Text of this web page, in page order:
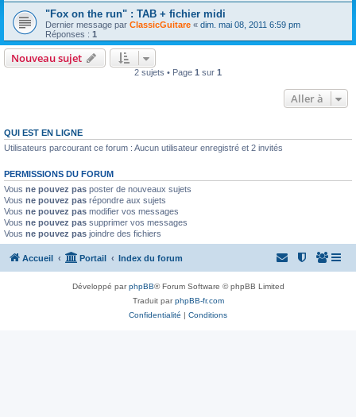
"Fox on the run" : TAB + fichier midi
Dernier message par ClassicGuitare « dim. mai 08, 2011 6:59 pm
Réponses : 1
Nouveau sujet
2 sujets • Page 1 sur 1
Aller à
QUI EST EN LIGNE
Utilisateurs parcourant ce forum : Aucun utilisateur enregistré et 2 invités
PERMISSIONS DU FORUM
Vous ne pouvez pas poster de nouveaux sujets
Vous ne pouvez pas répondre aux sujets
Vous ne pouvez pas modifier vos messages
Vous ne pouvez pas supprimer vos messages
Vous ne pouvez pas joindre des fichiers
Accueil Portail Index du forum
Développé parphpBB® Forum Software © phpBB Limited
Traduit parphpBB-fr.com
Confidentialité | Conditions